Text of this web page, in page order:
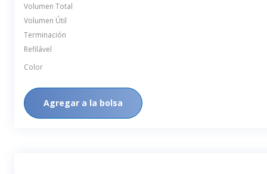
Volumen Total
Volumen Útil
Terminación
Refilável
Color
Agregar a la bolsa